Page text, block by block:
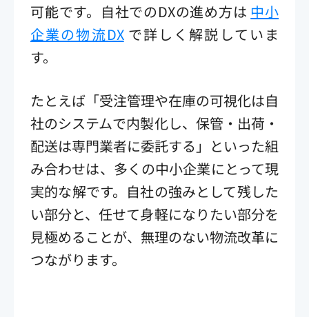
可能です。自社でのDXの進め方は 中小
企業の物流DXで詳しく解説していま
す。
たとえば「受注管理や在庫の可視化は自
社のシステムで内製化し、保管・出荷・
配送は専門業者に委託する」といった組
み合わせは、多くの中小企業にとって現
実的な解です。自社の強みとして残した
い部分と、任せて身軽になりたい部分を
見極めることが、無理のない物流改革に
つながります。